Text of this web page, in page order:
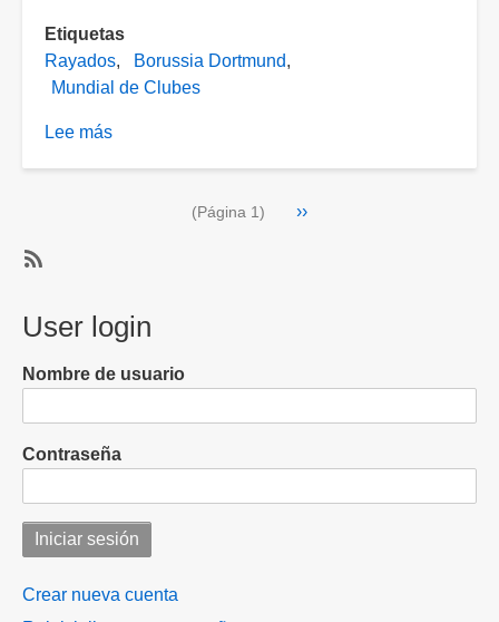
Etiquetas
Rayados
Borussia Dortmund
Mundial de Clubes
Lee más
eliminado
del
Mundial
Clubes
(Página 1)
Siguiente
››
a
Mundial
de
Clubes
User login
Nombre de usuario
Contraseña
Crear nueva cuenta